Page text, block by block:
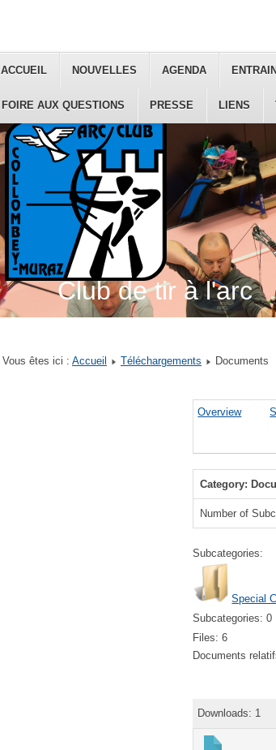
Club de tir à l'arc
ACCUEIL NOUVELLES AGENDA
FOIRE AUX QUESTIONS PRESSE LIENS
Vous êtes ici : Accueil Téléchargements Documents
Overview
Category:
Number of
Subcategories:
Special
Subcategories: 0
Files: 6
Documents
Downloads: 1